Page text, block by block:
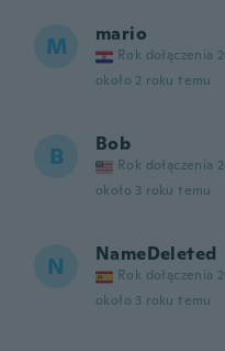
M mario
Rok dołączenia
około 2 roku temu
B Bob
Rok dołączenia
około 3 roku temu
N NameDeleted
Rok dołączenia
około 3 roku temu